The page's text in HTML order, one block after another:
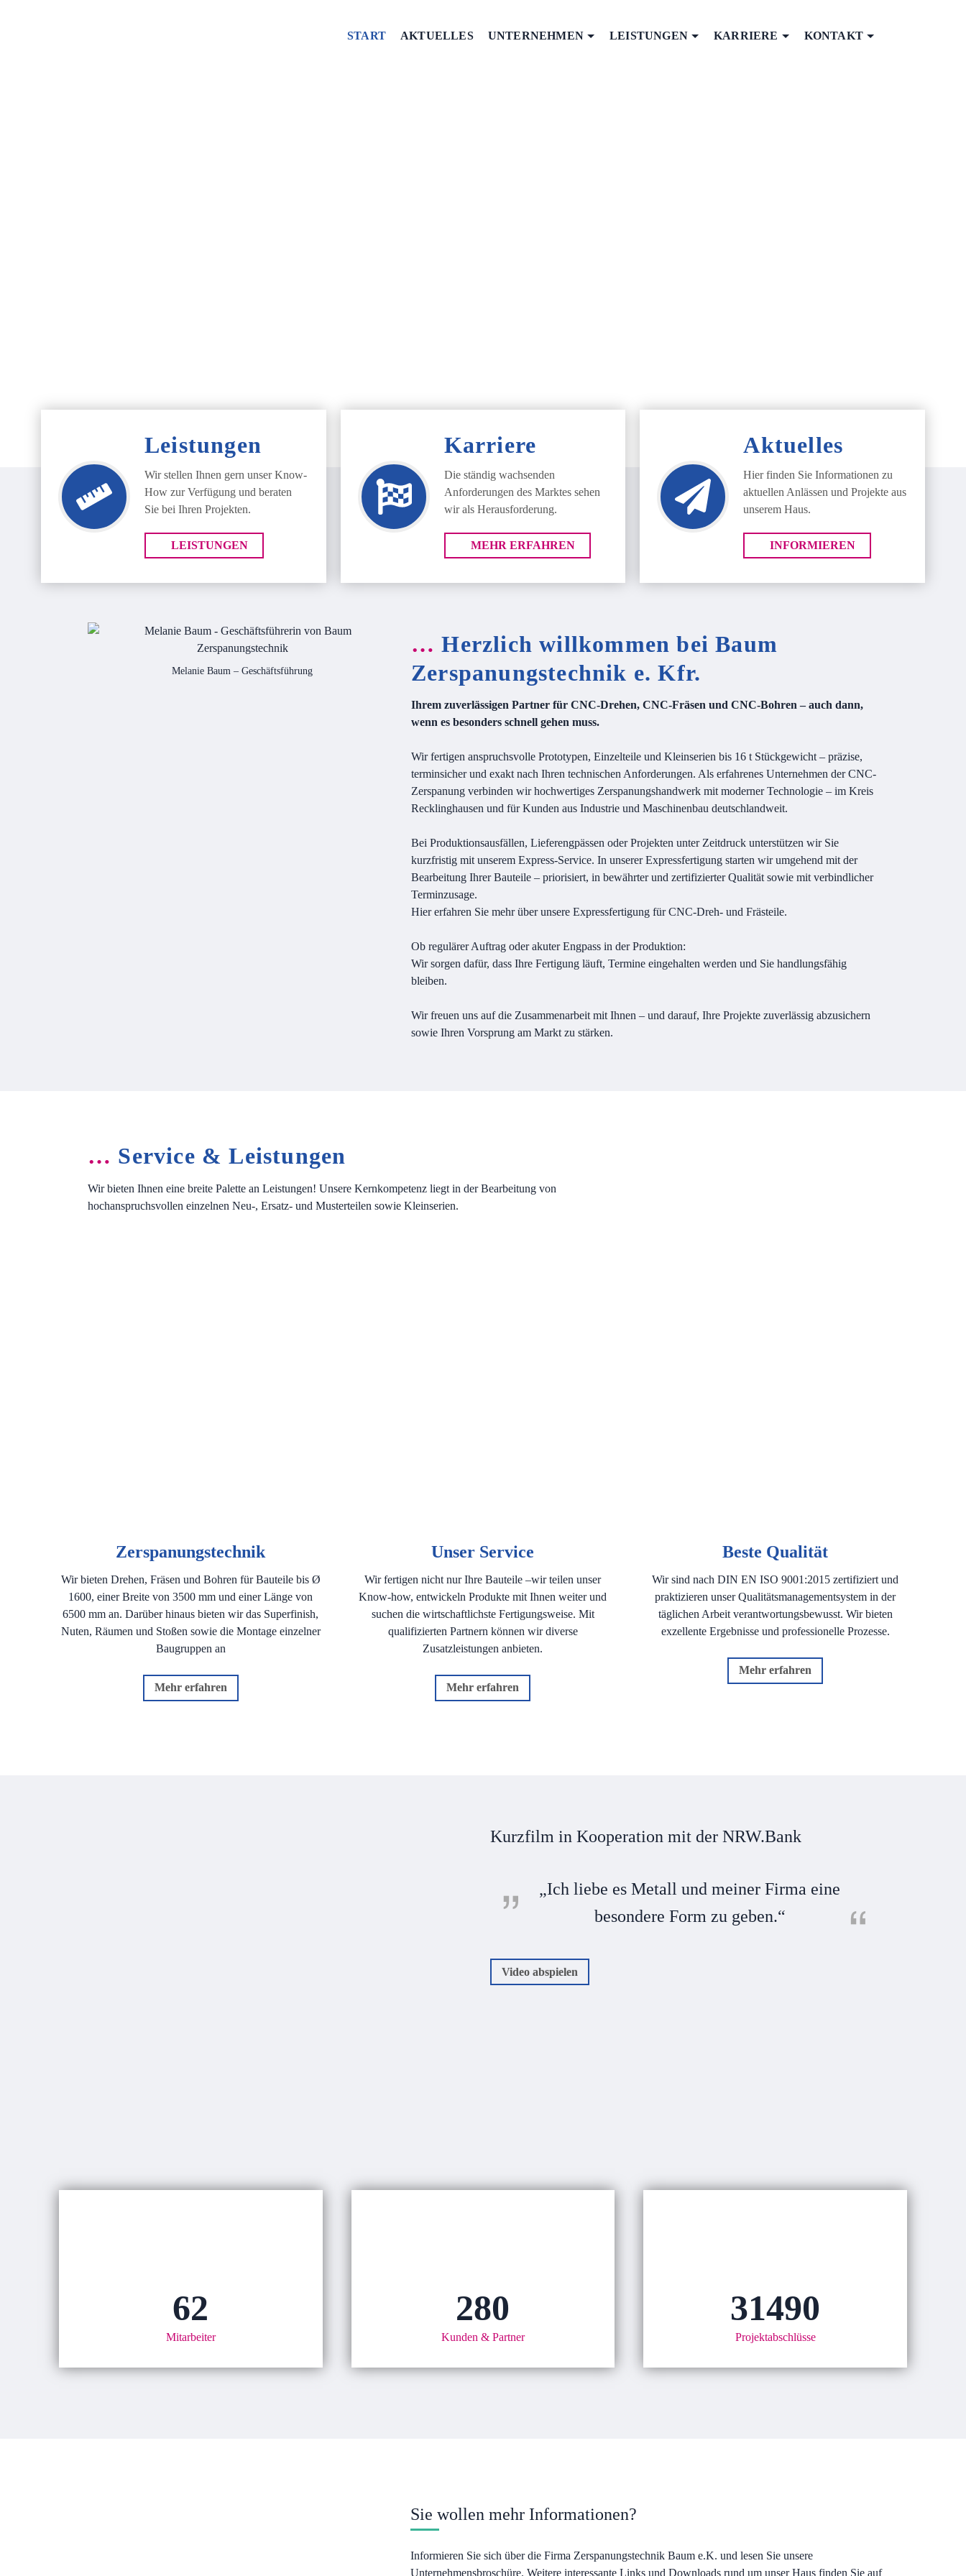
START AKTUELLES UNTERNEHMEN LEISTUNGEN KARRIERE KONTAKT
Leistungen
Wir stellen Ihnen gern unser Know-
How zur Verfügung und beraten
Sie bei Ihren Projekten.
LEISTUNGEN
Karriere
Die ständig wachsenden
Anforderungen des Marktes sehen
wir als Herausforderung.
MEHR ERFAHREN
Aktuelles
Hier finden Sie Informationen zu
aktuellen Anlässen und Projekte aus
unserem Haus.
INFORMIEREN
Melanie Baum – Geschäftsführung
… Herzlich willkommen bei Baum
Zerspanungstechnik e. Kfr.
Ihrem zuverlässigen Partner für CNC-Drehen, CNC-Fräsen und CNC-Bohren – auch dann,
wenn es besonders schnell gehen muss.
Wir fertigen anspruchsvolle Prototypen, Einzelteile und Kleinserien bis 16 t Stückgewicht – präzise,
terminsicher und exakt nach Ihren technischen Anforderungen. Als erfahrenes Unternehmen der CNC-
Zerspanung verbinden wir hochwertiges Zerspanungshandwerk mit moderner Technologie – im Kreis
Recklinghausen und für Kunden aus Industrie und Maschinenbau deutschlandweit.
Bei Produktionsausfällen, Lieferengpässen oder Projekten unter Zeitdruck unterstützen wir Sie
kurzfristig mit unserem Express-Service. In unserer Expressfertigung starten wir umgehend mit der
Bearbeitung Ihrer Bauteile – priorisiert, in bewährter und zertifizierter Qualität sowie mit verbindlicher
Terminzusage.
Hier erfahren Sie mehr über unsere Expressfertigung für CNC-Dreh- und Frästeile.
Ob regulärer Auftrag oder akuter Engpass in der Produktion:
Wir sorgen dafür, dass Ihre Fertigung läuft, Termine eingehalten werden und Sie handlungsfähig
bleiben.
Wir freuen uns auf die Zusammenarbeit mit Ihnen – und darauf, Ihre Projekte zuverlässig abzusichern
sowie Ihren Vorsprung am Markt zu stärken.
… Service & Leistungen
Wir bieten Ihnen eine breite Palette an Leistungen! Unsere Kernkompetenz liegt in der Bearbeitung von
hochanspruchsvollen einzelnen Neu-, Ersatz- und Musterteilen sowie Kleinserien.
Zerspanungstechnik
Wir bieten Drehen, Fräsen und Bohren für Bauteile bis Ø
1600, einer Breite von 3500 mm und einer Länge von
6500 mm an. Darüber hinaus bieten wir das Superfinish,
Nuten, Räumen und Stoßen sowie die Montage einzelner
Baugruppen an
Mehr erfahren
Unser Service
Wir fertigen nicht nur Ihre Bauteile –wir teilen unser
Know-how, entwickeln Produkte mit Ihnen weiter und
suchen die wirtschaftlichste Fertigungsweise. Mit
qualifizierten Partnern können wir diverse
Zusatzleistungen anbieten.
Mehr erfahren
Beste Qualität
Wir sind nach DIN EN ISO 9001:2015 zertifiziert und
praktizieren unser Qualitätsmanagementsystem in der
täglichen Arbeit verantwortungsbewusst. Wir bieten
exzellente Ergebnisse und professionelle Prozesse.
Mehr erfahren
Kurzfilm in Kooperation mit der NRW.Bank
„Ich liebe es Metall und meiner Firma eine
besondere Form zu geben.“
Video abspielen
62
Mitarbeiter
280
Kunden & Partner
31490
Projektabschlüsse
Sie wollen mehr Informationen?
Informieren Sie sich über die Firma Zerspanungstechnik Baum e.K. und lesen Sie unsere
Unternehmensbroschüre. Weitere interessante Links und Downloads rund um unser Haus finden Sie auf